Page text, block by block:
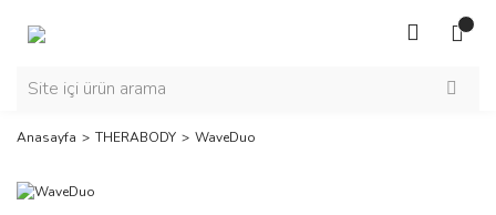
Anasayfa THERABODY WaveDuo